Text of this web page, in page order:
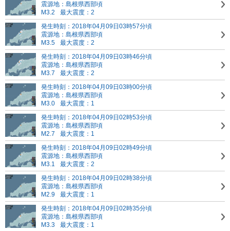
震源地：島根県西部頃
M3.2
最大震度：2
発生時刻：2018年04月09日03時57分頃
震源地：島根県西部頃
M3.5
最大震度：2
発生時刻：2018年04月09日03時46分頃
震源地：島根県西部頃
M3.7
最大震度：2
発生時刻：2018年04月09日03時00分頃
震源地：島根県西部頃
M3.0
最大震度：1
発生時刻：2018年04月09日02時53分頃
震源地：島根県西部頃
M2.7
最大震度：1
発生時刻：2018年04月09日02時49分頃
震源地：島根県西部頃
M3.1
最大震度：2
発生時刻：2018年04月09日02時38分頃
震源地：島根県西部頃
M2.9
最大震度：1
発生時刻：2018年04月09日02時35分頃
震源地：島根県西部頃
M3.3
最大震度：1